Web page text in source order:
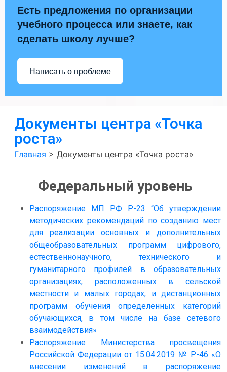
Есть предложения по организации
учебного процесса или знаете, как
сделать школу лучше?
Написать о проблеме
Документы центра «Точка
роста»
Главная > Документы центра «Точка роста»
Федеральный уровень
Распоряжение МП РФ Р-23 “Об утверждении
методических рекомендаций по созданию мест
для реализации основных и дополнительных
общеобразовательных программ цифрового,
естественнонаучного, технического и
гуманитарного профилей в образовательных
организациях, расположенных в сельской
местности и малых городах, и дистанционных
программ обучения определенных категорий
обучающихся, в том числе на базе сетевого
взаимодействия»
Распоряжение Министерства просвещения
Российской Федерации от 15.04.2019 № Р-46 «О
внесении изменений в распоряжение